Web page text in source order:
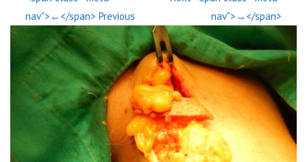
nav">←</span> Previous
nav">→</span>